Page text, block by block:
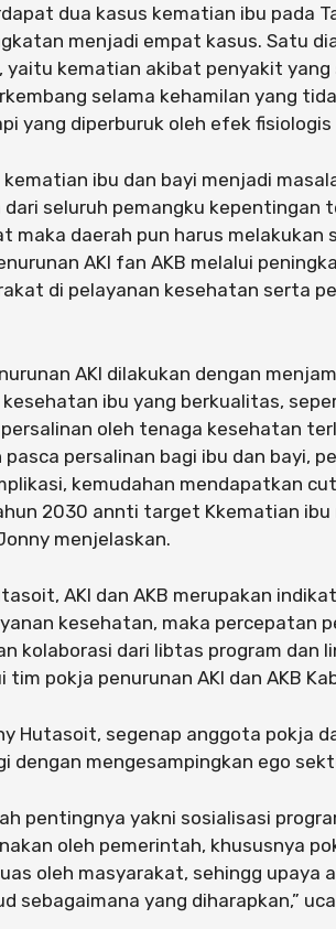
dua kasus kematian ibu pada
menjadi empat kasus. Satu
kematian akibat penyakit yang
selama kehamilan yang
yang diperburuk oleh efek fisiologis
ibu dan bayi menjadi
seluruh pemangku kepentingan
maka daerah pun harus melakukan
AKI fan AKB melalui
di pelayanan kesehatan serta
AKI dilakukan dengan
ibu yang berkualitas,
oleh tenaga kesehatan
persalinan bagi ibu dan bayi,
kemudahan mendapatkan
2030 annti target Kkematian
menjelaskan.
AKI dan AKB merupakan
kesehatan, maka percepatan
kolaborasi dari libtas program dan
pokja penurunan AKI dan AKB
Hutasoit, segenap anggota pokja
dengan mengesampingkan ego
pentingnya yakni sosialisasi
oleh pemerintah, khususnya
oleh masyarakat, sehingg upaya
sebagaimana yang diharapkan,”